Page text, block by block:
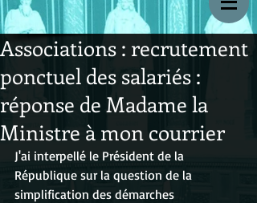
Associations : recrutement
ponctuel des salariés :
réponse de Madame la
Ministre à mon courrier
J'ai interpellé le Président de la
République sur la question de la
simplification des démarches